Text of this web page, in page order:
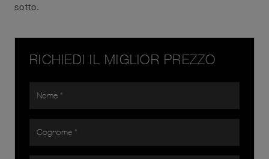
sotto.
RICHIEDI IL MIGLIOR PREZZO